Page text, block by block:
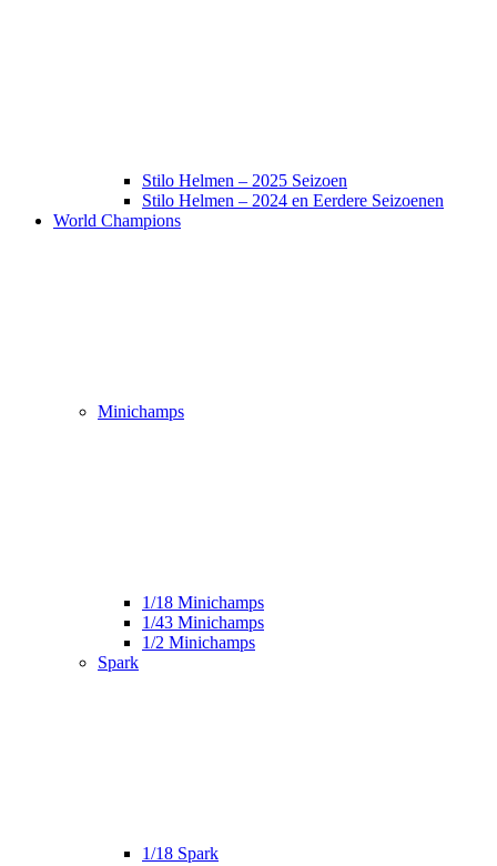
Stilo Helmen – 2025 Seizoen
Stilo Helmen – 2024 en Eerdere Seizoenen
World Champions
Minichamps
1/18 Minichamps
1/43 Minichamps
1/2 Minichamps
Spark
1/18 Spark